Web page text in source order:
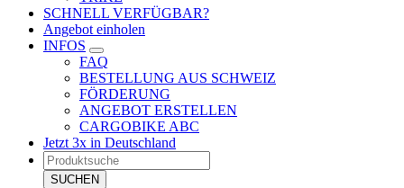
SCHNELL VERFÜGBAR?
Angebot einholen
INFOS
FAQ
BESTELLUNG AUS SCHWEIZ
FÖRDERUNG
ANGEBOT ERSTELLEN
CARGOBIKE ABC
Jetzt 3x in Deutschland
Products
search
SUCHEN